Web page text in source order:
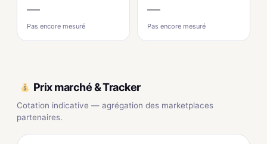
—
Pas encore mesuré
—
Pas encore mesuré
Prix marché & Tracker
Cotation indicative — agrégation des marketplaces
partenaires.